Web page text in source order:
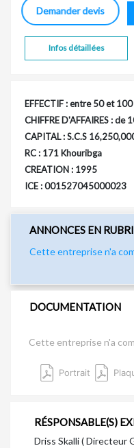
Demander devis
Infos détaillées
EFFECTIF : entre 50 et 100
CHIFFRE D'AFFAIRES :
CAPITAL : S.C.S
RC : 171 Khouribga
CREATION : 1995
ICE : 001527045000023
ANNONCES EN
Cette entreprise n'a
DOCUMENTATION
Cette entreprise n'a
Portrait
RÉSPONSABLE(S)
Driss Skalli ( Directeur